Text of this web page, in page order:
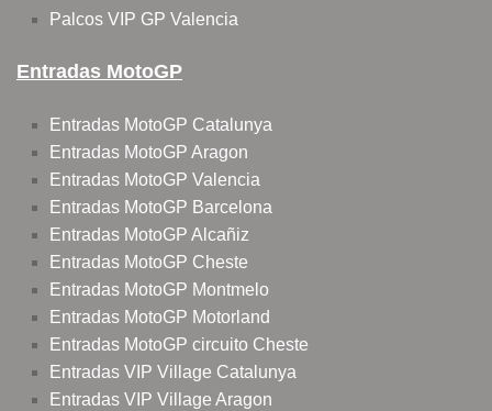
Palcos VIP GP Valencia
Entradas MotoGP
Entradas MotoGP Catalunya
Entradas MotoGP Aragon
Entradas MotoGP Valencia
Entradas MotoGP Barcelona
Entradas MotoGP Alcañiz
Entradas MotoGP Cheste
Entradas MotoGP Montmelo
Entradas MotoGP Motorland
Entradas MotoGP circuito Cheste
Entradas VIP Village Catalunya
Entradas VIP Village Aragon